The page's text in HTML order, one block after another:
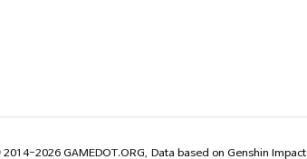
2014-2026 GAMEDOT.ORG, Data based on Genshin Impact